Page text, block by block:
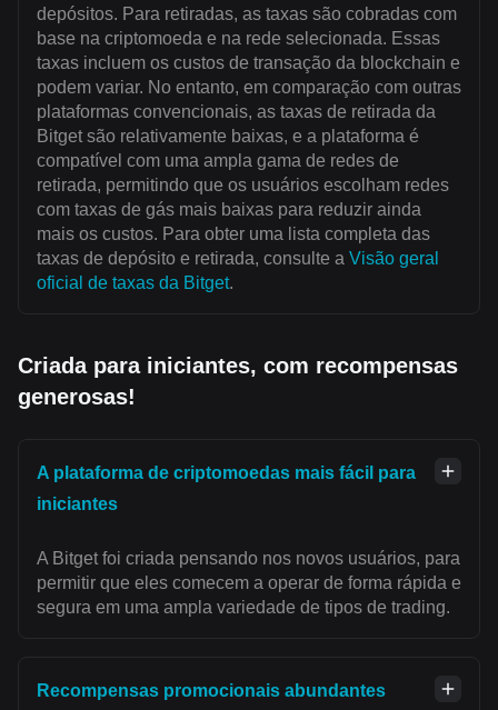
depósitos. Para retiradas, as taxas são cobradas com
base na criptomoeda e na rede selecionada. Essas
taxas incluem os custos de transação da blockchain e
podem variar. No entanto, em comparação com outras
plataformas convencionais, as taxas de retirada da
Bitget são relativamente baixas, e a plataforma é
compatível com uma ampla gama de redes de
retirada, permitindo que os usuários escolham redes
com taxas de gás mais baixas para reduzir ainda
mais os custos. Para obter uma lista completa das
taxas de depósito e retirada, consulte a Visão geral
oficial de taxas da Bitget.
Criada para iniciantes, com recompensas
generosas!
A plataforma de criptomoedas mais fácil para
iniciantes
A Bitget foi criada pensando nos novos usuários, para
permitir que eles comecem a operar de forma rápida e
segura em uma ampla variedade de tipos de trading.
Recompensas promocionais abundantes